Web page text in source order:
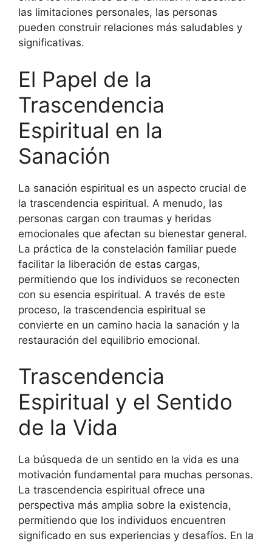
las limitaciones personales, las personas
pueden construir relaciones más saludables y
significativas.
El Papel de la
Trascendencia
Espiritual en la
Sanación
La sanación espiritual es un aspecto crucial de
la trascendencia espiritual. A menudo, las
personas cargan con traumas y heridas
emocionales que afectan su bienestar general.
La práctica de la constelación familiar puede
facilitar la liberación de estas cargas,
permitiendo que los individuos se reconecten
con su esencia espiritual. A través de este
proceso, la trascendencia espiritual se
convierte en un camino hacia la sanación y la
restauración del equilibrio emocional.
Trascendencia
Espiritual y el Sentido
de la Vida
La búsqueda de un sentido en la vida es una
motivación fundamental para muchas personas.
La trascendencia espiritual ofrece una
perspectiva más amplia sobre la existencia,
permitiendo que los individuos encuentren
significado en sus experiencias y desafíos. En la